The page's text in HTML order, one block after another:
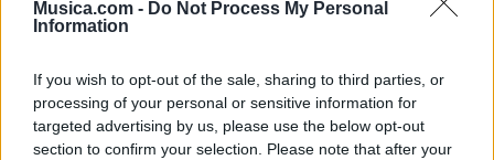
Musica.com - Do Not Process My Personal
Information
If you wish to opt-out of the sale, sharing to third parties, or
processing of your personal or sensitive information for
targeted advertising by us, please use the below opt-out
section to confirm your selection. Please note that after your
Psicodelia y Space Rock 🎸✨
🌌🚀 Viaje intergaláctico: la mejor selección de
psicodelia, space rock y atmósferas cósmicas para
tus noches de astronomía. 🪐🎸 Desconecta, mira
al firmamento y siente la gravedad cero. 💾 ¡Guarda